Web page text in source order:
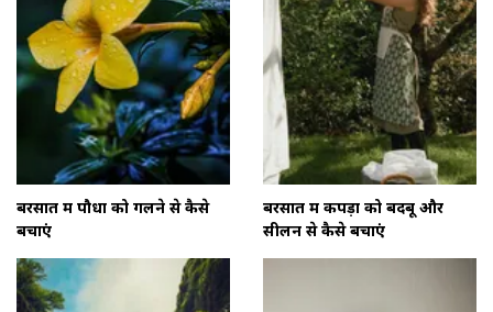
बरसात में पौधों को गलने से कैसे
बचाएं
बरसात में कपड़ों को बदबू और
सीलन से कैसे बचाएं